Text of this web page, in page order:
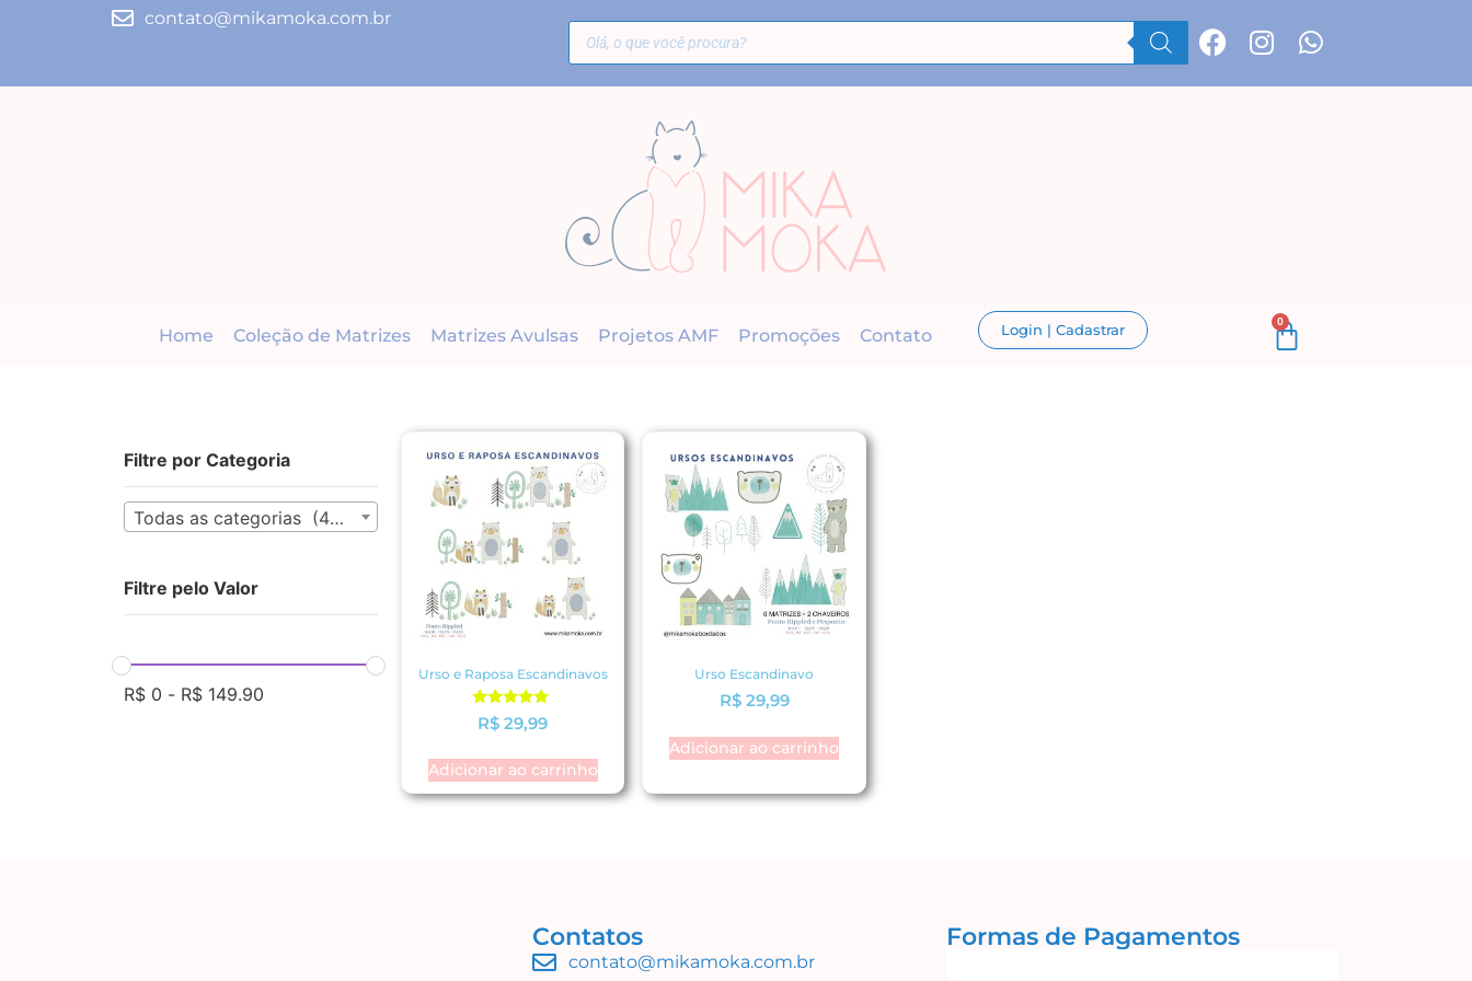
contato@mikamoka.com.br
Home Coleção de Matrizes Matrizes Avulsas Projetos AMF Promoções Contato Login | Cadastrar 0
Filtre por Categoria
Todas as categorias (435)
Filtre pelo Valor
R$ 0 - R$ 149.90
Urso e Raposa Escandinavos
Avaliação
5.00
R$ 29,99
Adicionar ao carrinho
Urso Escandinavo
R$29,99
Adicionar ao carrinho
Contatos
contato@mikamoka.com.br
Formas de Pagamentos